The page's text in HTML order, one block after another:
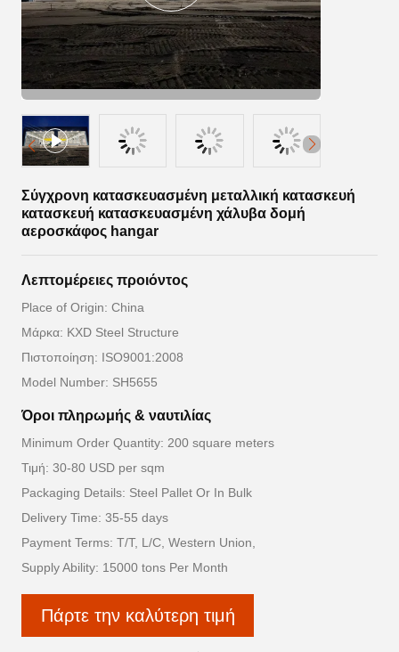
Σύγχρονη κατασκευασμένη μεταλλική κατασκευή
κατασκευή κατασκευασμένη χάλυβα δομή
αεροσκάφος hangar
Λεπτομέρειες προιόντος
Place of Origin: China
Μάρκα: KXD Steel Structure
Πιστοποίηση: ISO9001:2008
Model Number: SH5655
Όροι πληρωμής & ναυτιλίας
Minimum Order Quantity: 200 square meters
Τιμή: 30-80 USD per sqm
Packaging Details: Steel Pallet Or In Bulk
Delivery Time: 35-55 days
Payment Terms: T/T, L/C, Western Union,
Supply Ability: 15000 tons Per Month
Πάρτε την καλύτερη τιμή